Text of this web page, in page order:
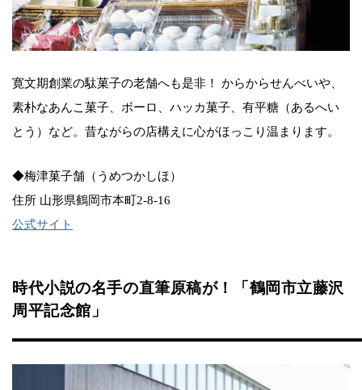
寛文期創業の駄菓子の老舗へも是非！ からからせんべいや、
素朴なあんこ菓子、ボーロ、ハッカ菓子、有平糖（あるへい
とう）など。昔ながらの店構えに心がほっこり温まります。
◆梅津菓子舗（うめつかしほ）
住所 山形県鶴岡市本町2-8-16
公式サイト
時代小説の名手の直筆原稿が！「鶴岡市立藤沢
周平記念館」